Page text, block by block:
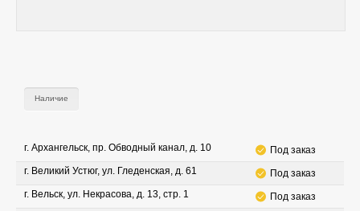
Наличие
г. Архангельск, пр. Обводный канал, д. 10
Под заказ
г. Великий Устюг, ул. Гледенская, д. 61
Под заказ
г. Вельск, ул. Некрасова, д. 13, стр. 1
Под заказ